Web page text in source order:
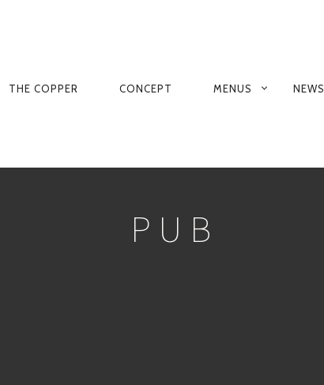
NAVIGATION
THE COPPER CONCEPT MENUS NEWS
PUB